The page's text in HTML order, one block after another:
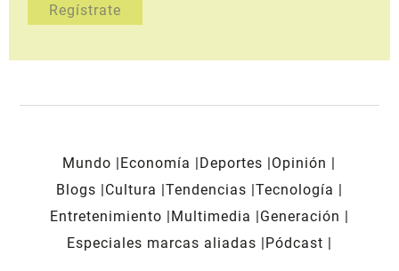
Mundo Economía Deportes
Opinión
Blogs
Cultura Tendencias Tecnología
Entretenimiento
Multimedia
Generación
Especiales marcas aliadas
Pódcast